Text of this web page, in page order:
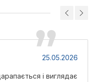
25.05.2026
і виглядає